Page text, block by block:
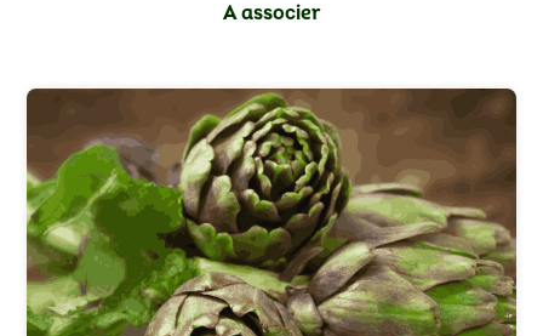
A associer